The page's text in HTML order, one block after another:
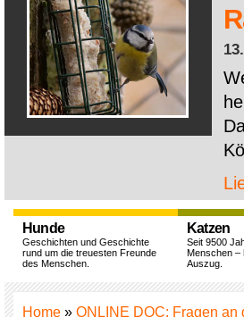
Hunde
Geschichten und Geschichte
rund um die treuesten Freunde
des Menschen.
Katzen
Seit 9500
Menschen –
Auszug.
Home » ONLINE DOC: Fragen an